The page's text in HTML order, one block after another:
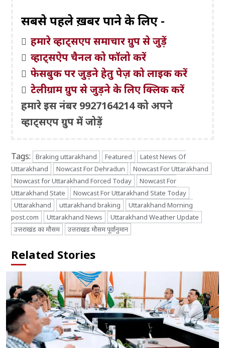
सबसे पहले ख़बरें पाने के लिए -
हमारे व्हाट्सएप समाचार ग्रुप से जुड़ें
व्हाट्सऐप चैनल को फॉलो करें
फेसबुक पर जुड़ने हेतु पेज़ को लाइक करें
टेलीग्राम ग्रुप से जुड़ने के लिए क्लिक करें
हमारे इस नंबर 9927164214 को अपने
व्हाट्सएप ग्रुप में जोड़ें
Tags: Braking uttarakhand Featured
Latest News Of
Uttarakhand
Nowcast For Dehradun
Nowcast For Uttarakhand
Nowcast for Uttarakhand Forced Today
Nowcast For
Uttarakhand State
Nowcast For Uttarakhand State Today
Uttarakhand
uttarakhand braking
Uttarakhand Morning
post.com
Uttarakhand News
Uttarakhand Weather Update
उत्तराखंड का मौसम
उत्तराखंड मौसम पूर्वानुमान
Related Stories